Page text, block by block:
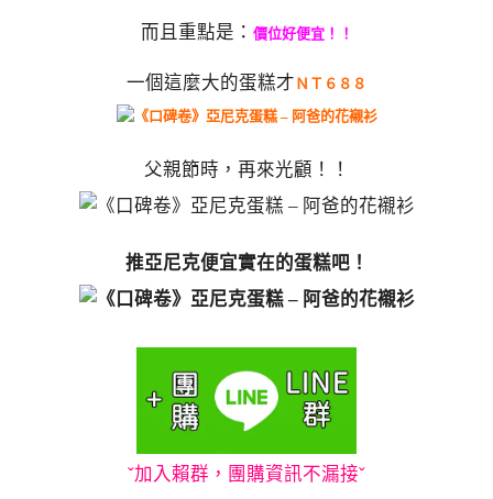
而且重點是： 價位好便宜！！
一個這麼大的蛋糕才 ＮＴ６８８
父親節時，再來光顧！！
推亞尼克便宜實在的蛋糕吧！
ˇ加入賴群，團購資訊不漏接ˇ